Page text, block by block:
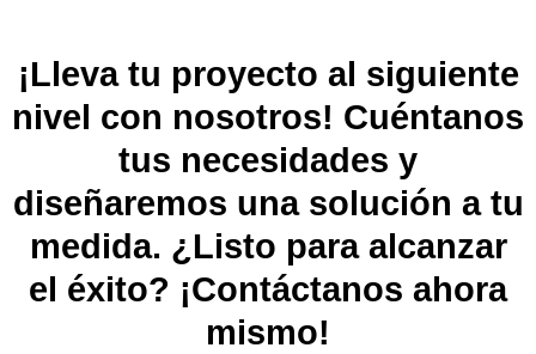
¡Lleva tu proyecto al siguiente
nivel con nosotros! Cuéntanos
tus necesidades y
diseñaremos una solución a tu
medida. ¿Listo para alcanzar
el éxito? ¡Contáctanos ahora
mismo!